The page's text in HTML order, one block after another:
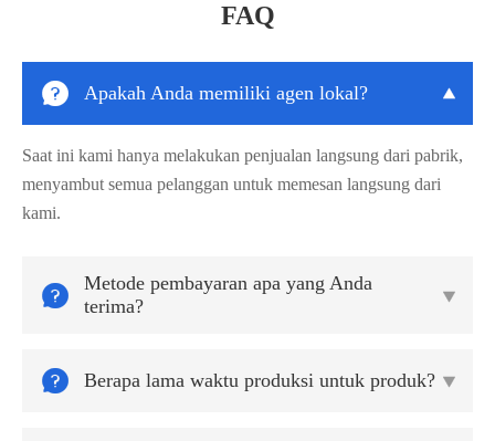
FAQ
 Apakah Anda memiliki agen lokal? 
Saat ini kami hanya melakukan penjualan langsung dari pabrik,
menyambut semua pelanggan untuk memesan langsung dari
kami.

Metode pembayaran apa yang Anda
terima?

 Berapa lama waktu produksi untuk produk? 